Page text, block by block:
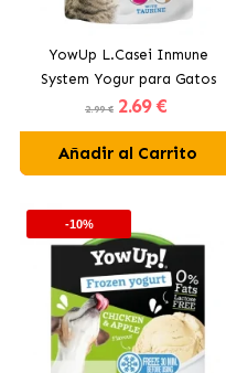
YowUp L.Casei Inmune
System Yogur para Gatos
con Pavo
2.99 € 2.69 €
Añadir al Carrito
-10%